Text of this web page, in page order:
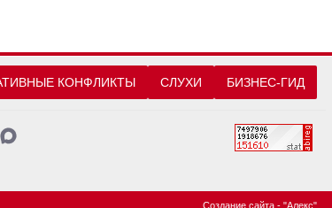
КОНФЛИКТЫ СЛУХИ БИЗНЕС-ГИД
Создание сайта - "Алекс"